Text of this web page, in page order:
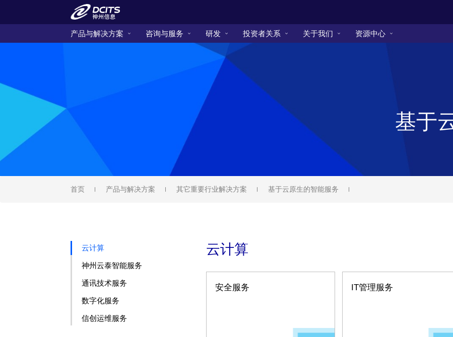
产品与解决方案 咨询与服务 研发 投资者关系 关于我们 资源中心
基于
首页 产品与解决方案 其它重要行业解决方案 基于云原生的智能服务
云计算
安全服务 IT管理服务
云计算
神州云泰智能服务
通讯技术服务
数字化服务
信创运维服务